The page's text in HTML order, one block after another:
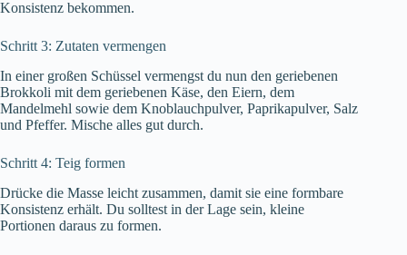
Konsistenz bekommen.
Schritt 3: Zutaten vermengen
In einer großen Schüssel vermengst du nun den geriebenen
Brokkoli mit dem geriebenen Käse, den Eiern, dem
Mandelmehl sowie dem Knoblauchpulver, Paprikapulver, Salz
und Pfeffer. Mische alles gut durch.
Schritt 4: Teig formen
Drücke die Masse leicht zusammen, damit sie eine formbare
Konsistenz erhält. Du solltest in der Lage sein, kleine
Portionen daraus zu formen.